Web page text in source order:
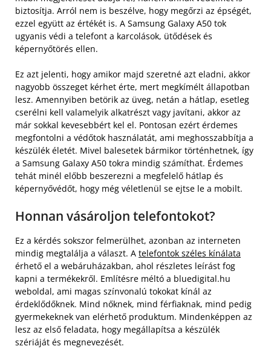
biztosítja. Arról nem is beszélve, hogy megőrzi az épségét,
ezzel együtt az értékét is. A Samsung Galaxy A50 tok
ugyanis védi a telefont a karcolások, ütődések és
képernyőtörés ellen.
Ez azt jelenti, hogy amikor majd szeretné azt eladni, akkor
nagyobb összeget kérhet érte, mert megkímélt állapotban
lesz. Amennyiben betörik az üveg, netán a hátlap, esetleg
cserélni kell valamelyik alkatrészt vagy javítani, akkor az
már sokkal kevesebbért kel el. Pontosan ezért érdemes
megfontolni a védőtok használatát, ami meghosszabbítja a
készülék életét. Mivel balesetek bármikor történhetnek, így
a Samsung Galaxy A50 tokra mindig számíthat. Érdemes
tehát minél előbb beszerezni a megfelelő hátlap és
képernyővédőt, hogy még véletlenül se ejtse le a mobilt.
Honnan vásároljon telefontokot?
Ez a kérdés sokszor felmerülhet, azonban az interneten
mindig megtalálja a választ. A telefontok széles kínálata
érhető el a webáruházakban, ahol részletes leírást fog
kapni a termékekről. Említésre méltó a bluedigital.hu
weboldal, ami magas színvonalú tokokat kínál az
érdeklődőknek. Mind nőknek, mind férfiaknak, mind pedig
gyermekeknek van elérhető produktum. Mindenképpen az
lesz az első feladata, hogy megállapítsa a készülék
szériáját és megnevezését.